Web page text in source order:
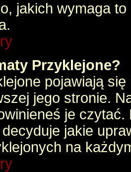
jakich wymaga
Przyklejone?
pojawiają
jego stronie.
je czytać.
jakie
na